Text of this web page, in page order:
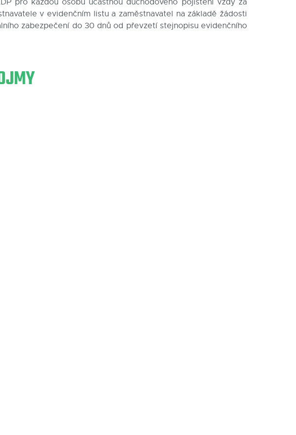
v evidenčním listu a zaměstnavatel na základě žádosti
zabezpečení do 30 dnů od převzetí stejnopisu evidenčního